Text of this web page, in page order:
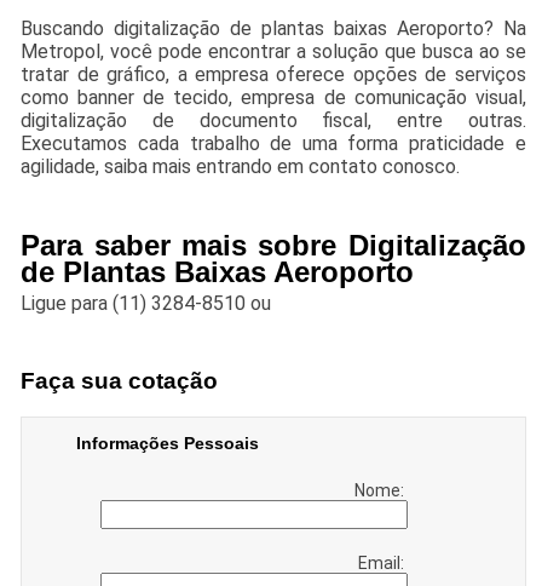
Buscando digitalização de plantas baixas Aeroporto? Na
Metropol, você pode encontrar a solução que busca ao se
tratar de gráfico, a empresa oferece opções de serviços
como banner de tecido, empresa de comunicação visual,
digitalização de documento fiscal, entre outras.
Executamos cada trabalho de uma forma praticidade e
agilidade, saiba mais entrando em contato conosco.
Para saber mais sobre Digitalização
de Plantas Baixas Aeroporto
Ligue para(11) 3284-8510 ou
Faça sua cotação
Informações Pessoais
Nome:
Email: